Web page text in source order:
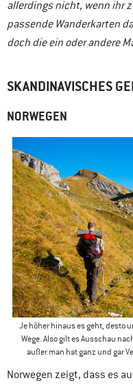
allerdings nicht, wenn ihr
passende Wanderkarten
doch die ein oder andere
SKANDINAVISCHES
NORWEGEN
Je höher hinaus es geht, desto
Wege. Also gilt es Ausschau
außer man hat ganz und gar
Norwegen zeigt, dass es